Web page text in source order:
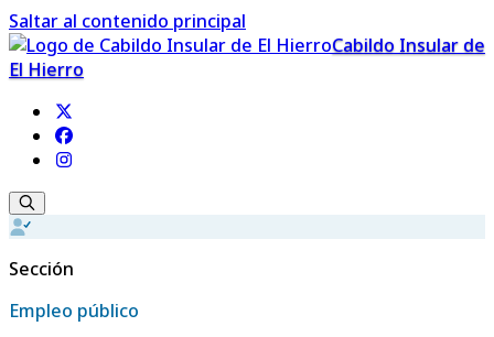
Saltar al contenido principal
Cabildo Insular de
El Hierro
Sección
Empleo público